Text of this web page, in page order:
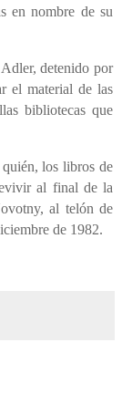
en nombre de su
detenido por
el material de las
bibliotecas que
los libros de
al final de la
al telón de
de 1982.